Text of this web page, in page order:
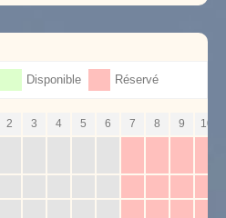
Disponible Réservé
2 3 4 5 6 7 8 9 10